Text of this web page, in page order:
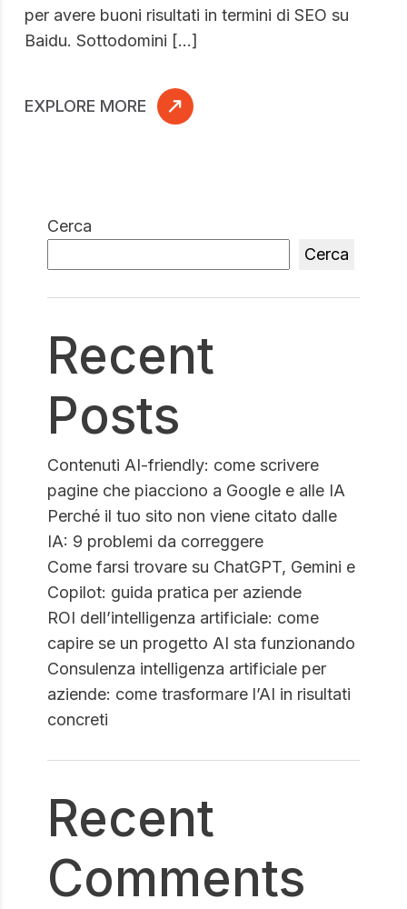
per avere buoni risultati in termini di SEO su
Baidu. Sottodomini […]
EXPLORE MORE
Cerca
Cerca
Recent
Posts
Contenuti AI-friendly: come scrivere
pagine che piacciono a Google e alle IA
Perché il tuo sito non viene citato dalle
IA: 9 problemi da correggere
Come farsi trovare su ChatGPT, Gemini e
Copilot: guida pratica per aziende
ROI dell’intelligenza artificiale: come
capire se un progetto AI sta funzionando
Consulenza intelligenza artificiale per
aziende: come trasformare l’AI in risultati
concreti
Recent
Comments